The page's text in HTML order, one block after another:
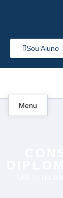
Sou Aluno
Menu